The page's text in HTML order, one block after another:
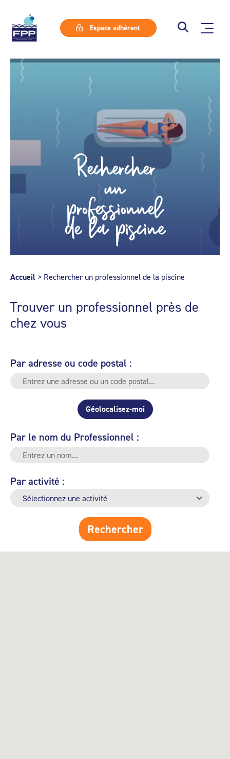
Espace adhérent
Rechercher
un
professionnel
de la piscine
Accueil > Rechercher un professionnel de la piscine
Trouver un professionnel près de
chez vous
Par adresse ou code postal :
Géolocalisez-moi
Par le nom du Professionnel :
Par activité :